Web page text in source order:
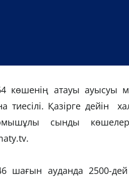
көшенің атауы ауысуы
тиесілі. Қазірге дейін
сынды
шағын ауданда 2500-